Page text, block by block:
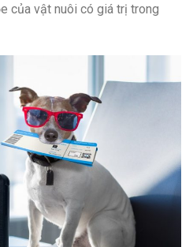
của vật nuôi có giá trị trong